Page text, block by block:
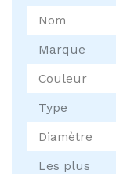
Nom
Marque
Couleur
Type
Diamètre
Les plus